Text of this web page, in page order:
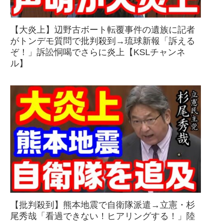
【大炎上】辺野古ボート転覆事件の遺族に記者
がトンデモ質問で批判殺到→琉球新報「訴える
ぞ！」訴訟恫喝でさらに炎上【KSLチャンネ
ル】
【批判殺到】熊本地震で自衛隊派遣→立憲・杉
尾秀哉「看過できない！ヒアリングする！」陸